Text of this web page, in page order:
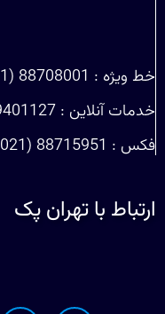
خط ویژه : 88708001 (021)
خدمات آنلاین : 09129401127
فکس : 88715951 (021)
ارتباط با تهران پک